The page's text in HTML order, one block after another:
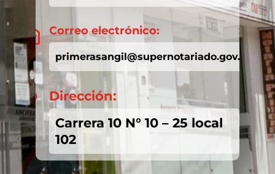
 Correo electrónico:
primerasangil@supernotariado.gov.co

Dirección:
Carrera 10 N° 10 – 25 local
102